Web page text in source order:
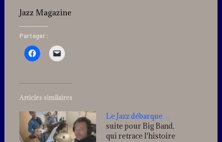
Jazz Magazine
Partager :
Articles similaires
Le Jazz débarque…
suite pour Big Band,
qui retrace l'histoire